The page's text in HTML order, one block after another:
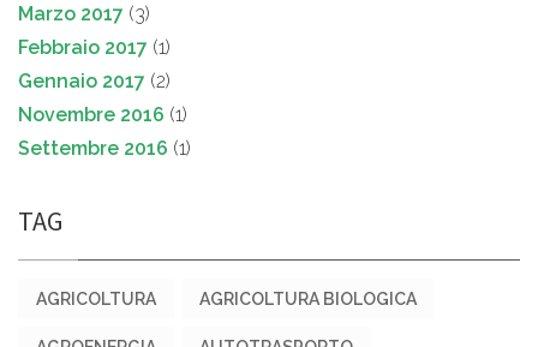
Marzo 2017 (3)
Febbraio 2017 (1)
Gennaio 2017 (2)
Novembre 2016 (1)
Settembre 2016 (1)
TAG
AGRICOLTURA AGRICOLTURA BIOLOGICA